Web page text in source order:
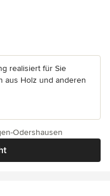
Sternen
realisiert für Sie
aus Holz und anderen
Odershausen